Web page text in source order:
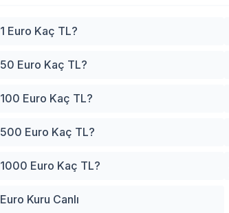
1 Euro Kaç TL?
50 Euro Kaç TL?
100 Euro Kaç TL?
500 Euro Kaç TL?
1000 Euro Kaç TL?
Euro Kuru Canlı